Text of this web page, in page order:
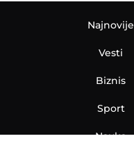
Najnovije
Vesti
Biznis
Sport
Nauka